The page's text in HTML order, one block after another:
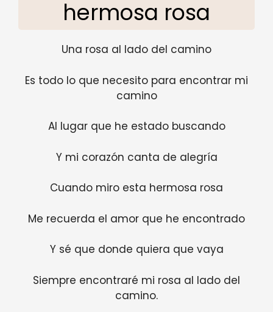
hermosa rosa
Una rosa al lado del camino
Es todo lo que necesito para encontrar mi
camino
Al lugar que he estado buscando
Y mi corazón canta de alegría
Cuando miro esta hermosa rosa
Me recuerda el amor que he encontrado
Y sé que donde quiera que vaya
Siempre encontraré mi rosa al lado del
camino.